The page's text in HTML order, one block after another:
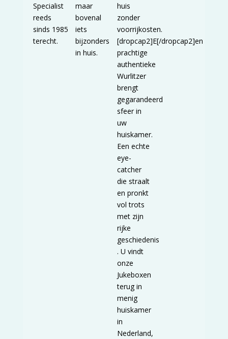
Specialist
reeds
sinds 1985
terecht.
maar
bovenal
iets
bijzonders
in huis.
huis
zonder
voorrijkosten.
[dropcap2]E[/dropcap2]en
prachtige
authentieke
Wurlitzer
brengt
gegarandeerd
sfeer in
uw
huiskamer.
Een echte
eye-
catcher
die straalt
en pronkt
vol trots
met zijn
rijke
geschiedenis
. U vindt
onze
Jukeboxen
terug in
menig
huiskamer
in
Nederland,